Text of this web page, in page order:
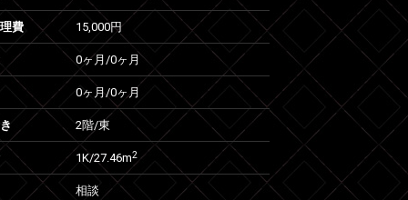
費 15,000円
0ヶ月 /0ヶ月
0ヶ月/0ヶ月
2階/東
1K/27.46m2
相談